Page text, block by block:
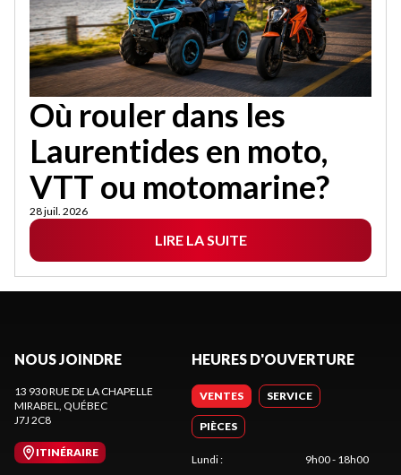
Où rouler dans les
Laurentides en moto,
VTT ou motomarine?
28 juil. 2026
LIRE LA SUITE
NOUS JOINDRE
13 930 RUE DE LA CHAPELLE
MIRABEL
, QUÉBEC
J7J 2C8
ITINÉRAIRE
HEURES D'OUVERTURE
VENTES SERVICE
PIÈCES
Lundi:
9h00 - 18h00